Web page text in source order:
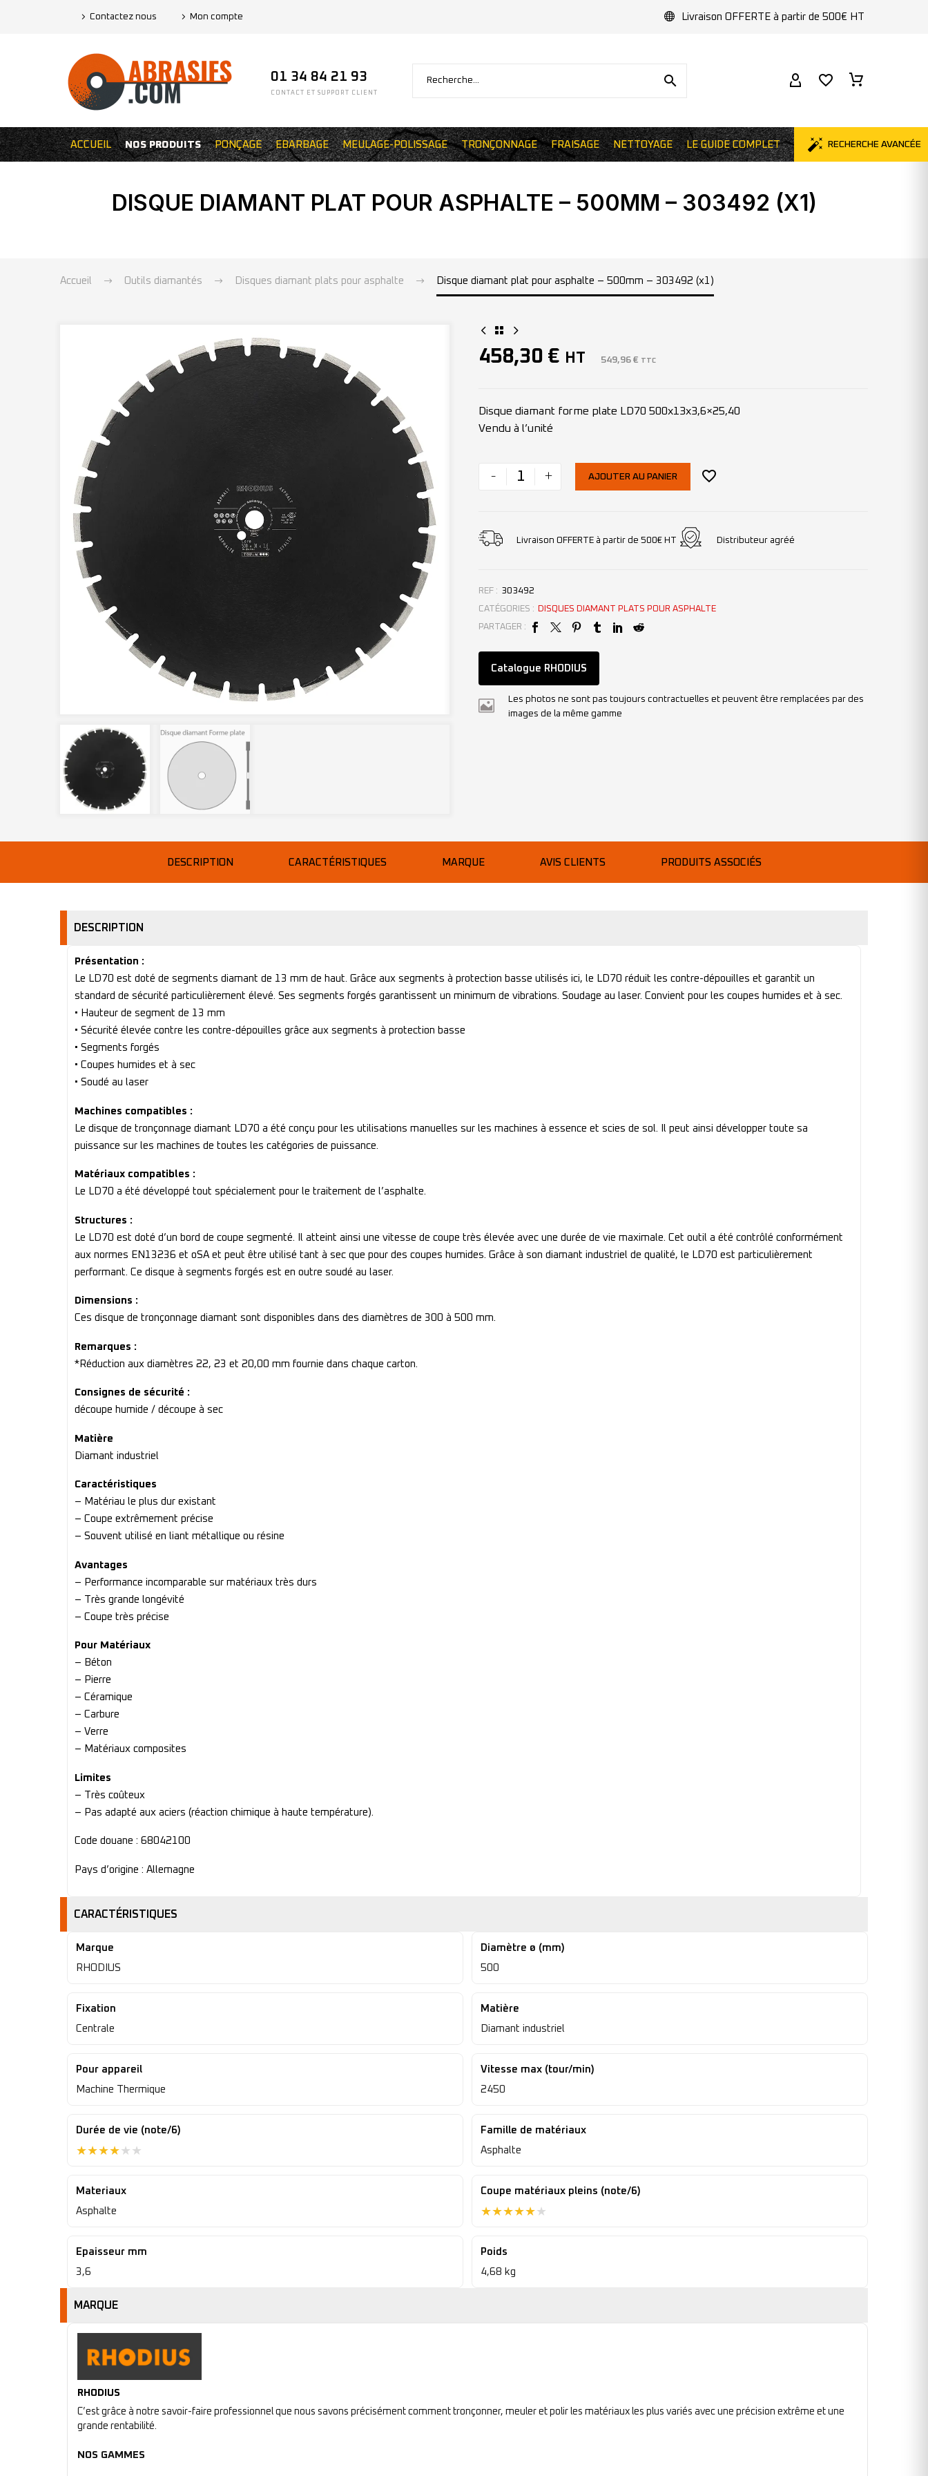
Contactez nous Mon compte Livraison OFFERTE à partir de 500€ HT
01 34 84 21 93
CONTACT ET SUPPORT CLIENT
ACCUEIL NOS PRODUITS PONÇAGE EBARBAGE MEULAGE-POLISSAGE TRONÇONNAGE FRAISAGE NETTOYAGE LE GUIDE COMPLET RECHERCHE AVANCÉE
DISQUE DIAMANT PLAT POUR ASPHALTE – 500MM – 303492 (X1)
Accueil Outils diamantés Disques diamant plats pour asphalte Disque diamant plat pour asphalte – 500mm – 303492 (x1)
458,30 € HT 549,96 € TTC
Disque diamant forme plate LD70 500x13x3,6×25,40
Vendu à l’unité
- + AJOUTER AU PANIER
Livraison OFFERTE à partir de 500€ HT Distributeur agréé
REF : 303492
CATÉGORIES :
DISQUES DIAMANT PLATS POUR ASPHALTE
PARTAGER :
Catalogue RHODIUS
Les photos ne sont pas toujours contractuelles et peuvent être remplacées par des
images de la même gamme
DESCRIPTION CARACTÉRISTIQUES MARQUE AVIS CLIENTS PRODUITS ASSOCIÉS
DESCRIPTION
Présentation :
Le LD70 est doté de segments diamant de 13 mm de haut. Grâce aux segments à protection basse utilisés ici, le LD70 réduit les contre-dépouilles et garantit un
standard de sécurité particulièrement élevé. Ses segments forgés garantissent un minimum de vibrations. Soudage au laser. Convient pour les coupes humides et à sec.
• Hauteur de segment de 13 mm
• Sécurité élevée contre les contre-dépouilles grâce aux segments à protection basse
• Segments forgés
• Coupes humides et à sec
• Soudé au laser
Machines compatibles :
Le disque de tronçonnage diamant LD70 a été conçu pour les utilisations manuelles sur les machines à essence et scies de sol. Il peut ainsi développer toute sa
puissance sur les machines de toutes les catégories de puissance.
Matériaux compatibles :
Le LD70 a été développé tout spécialement pour le traitement de l’asphalte.
Structures :
Le LD70 est doté d’un bord de coupe segmenté. Il atteint ainsi une vitesse de coupe très élevée avec une durée de vie maximale. Cet outil a été contrôlé conformément
aux normes EN13236 et oSA et peut être utilisé tant à sec que pour des coupes humides. Grâce à son diamant industriel de qualité, le LD70 est particulièrement
performant. Ce disque à segments forgés est en outre soudé au laser.
Dimensions :
Ces disque de tronçonnage diamant sont disponibles dans des diamètres de 300 à 500 mm.
Remarques :
*Réduction aux diamètres 22, 23 et 20,00 mm fournie dans chaque carton.
Consignes de sécurité :
découpe humide / découpe à sec
Matière
Diamant industriel
Caractéristiques
– Matériau le plus dur existant
– Coupe extrêmement précise
– Souvent utilisé en liant métallique ou résine
Avantages
– Performance incomparable sur matériaux très durs
– Très grande longévité
– Coupe très précise
Pour Matériaux
– Béton
– Pierre
– Céramique
– Carbure
– Verre
– Matériaux composites
Limites
– Très coûteux
– Pas adapté aux aciers (réaction chimique à haute température).
Code douane : 68042100
Pays d’origine : Allemagne
CARACTÉRISTIQUES
Marque
RHODIUS
Diamètre ø (mm)
500
Fixation
Centrale
Matière
Diamant industriel
Pour appareil
Machine Thermique
Vitesse max (tour/min)
2450
Durée de vie (note/6)
★★★★★ ★
Famille de matériaux
Asphalte
Materiaux
Asphalte
Coupe matériaux pleins (note/6)
★★★★★★
Epaisseur mm
3,6
Poids
4,68 kg
MARQUE
RHODIUS
C’est grâce à notre savoir-faire professionnel que nous savons précisément comment tronçonner, meuler et polir les matériaux les plus variés avec une précision extrême et une
grande rentabilité.
NOS GAMMES